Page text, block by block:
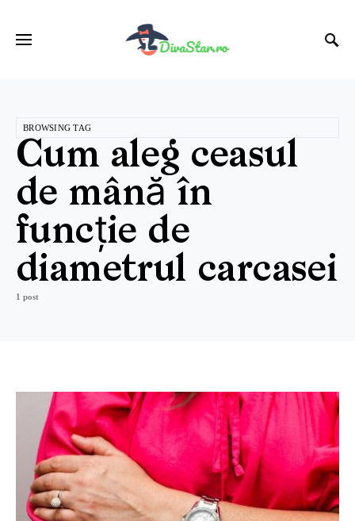
BROWSING TAG
Cum aleg ceasul
de mână în
funcție de
diametrul carcasei
1 post